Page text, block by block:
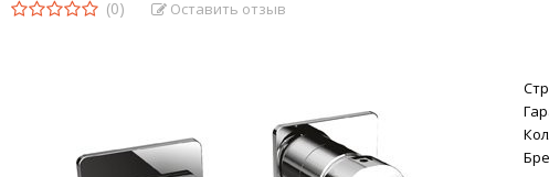
(0) Оставить отзыв